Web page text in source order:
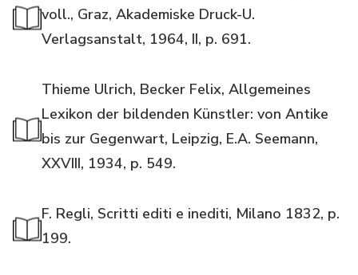
voll., Graz, Akademiske Druck-U.
Verlagsanstalt, 1964, II, p. 691.
Thieme Ulrich, Becker Felix, Allgemeines
Lexikon der bildenden Künstler: von Antike
bis zur Gegenwart, Leipzig, E.A. Seemann,
XXVIII, 1934, p. 549.
F. Regli, Scritti editi e inediti, Milano 1832, p.
199.